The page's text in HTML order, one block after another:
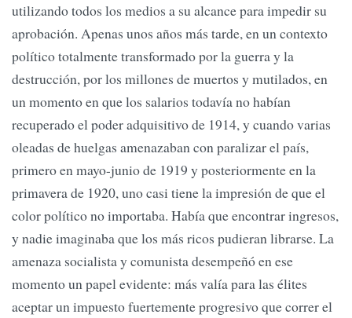
utilizando todos los medios a su alcance para impedir su
aprobación. Apenas unos años más tarde, en un contexto
político totalmente transformado por la guerra y la
destrucción, por los millones de muertos y mutilados, en
un momento en que los salarios todavía no habían
recuperado el poder adquisitivo de 1914, y cuando varias
oleadas de huelgas amenazaban con paralizar el país,
primero en mayo-junio de 1919 y posteriormente en la
primavera de 1920, uno casi tiene la impresión de que el
color político no importaba. Había que encontrar ingresos,
y nadie imaginaba que los más ricos pudieran librarse. La
amenaza socialista y comunista desempeñó en ese
momento un papel evidente: más valía para las élites
aceptar un impuesto fuertemente progresivo que correr el